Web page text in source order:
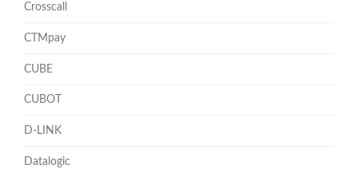
Crosscall
CTMpay
CUBE
CUBOT
D-LINK
Datalogic